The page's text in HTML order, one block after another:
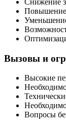
Снижение
Повышение
Вызовы и
Высокие
Вопросы